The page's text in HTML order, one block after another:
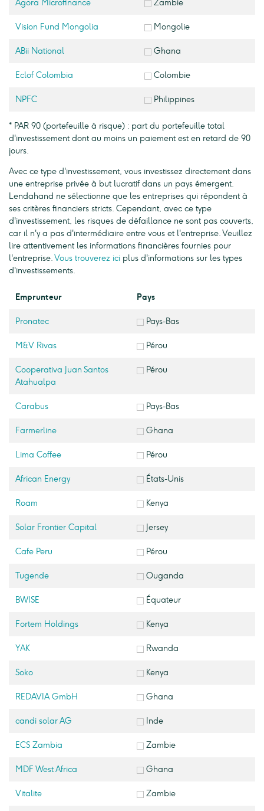
Agora Microfinance Zambie
Vision Fund Mongolia Mongolie
ABii National Ghana
Eclof Colombia Colombie
NPFC Philippines
* PAR 90 (portefeuille à risque) : part du portefeuille total
d'investissement dont au moins un paiement est en retard de 90
jours.
Avec ce type d'investissement, vous investissez directement dans
une entreprise privée à but lucratif dans un pays émergent.
Lendahand ne sélectionne que les entreprises qui répondent à
ses critères financiers stricts. Cependant, avec ce type
d'investissement, les risques de défaillance ne sont pas couverts,
car il n'y a pas d'intermédiaire entre vous et l'entreprise. Veuillez
lire attentivement les informations financières fournies pour
l'entreprise.Vous trouverez ici plus d'informations sur les types
d'investissements.
Emprunteur Pays
Pronatec Pays-Bas
M&V Rivas Pérou
Cooperativa Juan Santos
Atahualpa
Pérou
Carabus Pays-Bas
Farmerline Ghana
Lima Coffee Pérou
African Energy États-Unis
Roam Kenya
Solar Frontier Capital Jersey
Cafe Peru Pérou
Tugende Ouganda
BWISE Équateur
Fortem Holdings Kenya
YAK Rwanda
Soko Kenya
REDAVIA GmbH Ghana
candi solar AG Inde
ECS Zambia Zambie
MDF West Africa Ghana
Vitalite Zambie